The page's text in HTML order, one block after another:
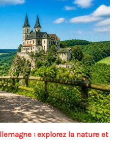
: explorez la nature et